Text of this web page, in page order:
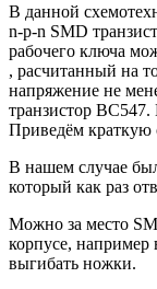
В данной
n-p-n SMD
рабочего ключа
, расчитанный на
напряжение не
транзистор
Приведём краткую
В нашем случае
который как раз
Можно за место
корпусе, например
выгибать ножки.